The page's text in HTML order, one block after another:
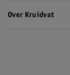
Over Kruidvat